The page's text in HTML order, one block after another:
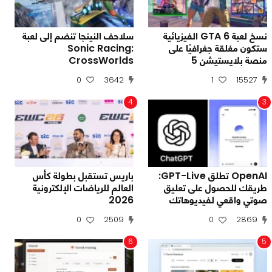
نسخ لعبة GTA 6 الفيزيائية
ستكون مغلقة جغرافيًا على
منصة بلايستيشن 5
15527
1
سلاحف النينجا تنضم إلى لعبة
Sonic Racing:
CrossWorlds
3642
0
3
OpenAI تطلق GPT-Live:
طريقك للحصول على تعليق
صوتي واقعي لفيديوهاتك
2869
0
4
باريس تستقبل بطولة كأس
العالم للرياضات الإلكترونية
2026
2509
0
5
6